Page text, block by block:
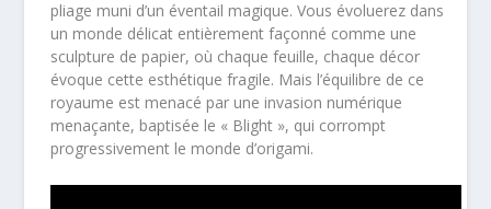
pliage muni d’un éventail magique. Vous évoluerez dans
un monde délicat entièrement façonné comme une
sculpture de papier, où chaque feuille, chaque décor
évoque cette esthétique fragile. Mais l’équilibre de ce
royaume est menacé par une invasion numérique
menaçante, baptisée le « Blight », qui corrompt
progressivement le monde d’origami.